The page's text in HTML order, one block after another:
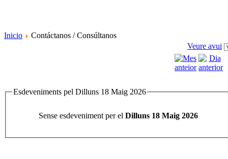
Inicio
Contáctanos / Consúltanos
Veure avui
Esdeveniments pel Dilluns 18 Maig 2026
Sense esdeveniment per el Dilluns 18 Maig 2026